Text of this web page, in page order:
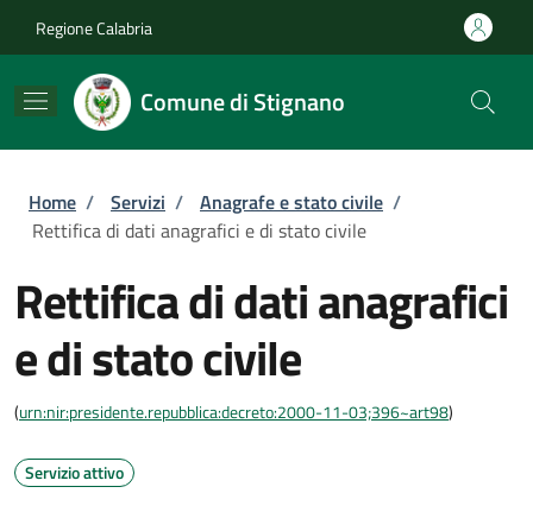
Regione Calabria
Comune di Stignano
Briciole di pane
Home / Servizi / Anagrafe e stato civile /
Rettifica di dati anagrafici e di stato civile
Rettifica di dati anagrafici
e di stato civile
(urn:nir:presidente.repubblica:decreto:2000-11-03;396~art98)
Servizio attivo